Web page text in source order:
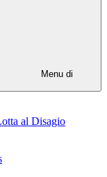
Menu di
al Disagio